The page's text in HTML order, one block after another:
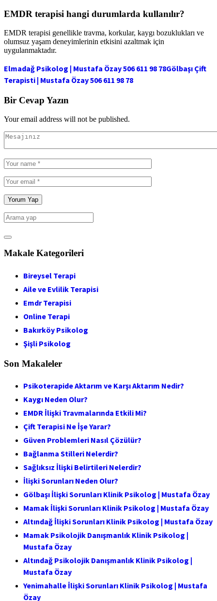
EMDR terapisi hangi durumlarda kullanılır?
EMDR terapisi genellikle travma, korkular, kaygı bozuklukları ve
olumsuz yaşam deneyimlerinin etkisini azaltmak için
uygulanmaktadır.
Elmadağ Psikolog | Mustafa Özay 506 611 98 78Gölbaşı Çift
Terapisti | Mustafa Özay 506 611 98 78
Bir Cevap Yazın
Your email address will not be published.
Makale Kategorileri
Bireysel Terapi
Aile ve Evlilik Terapisi
Emdr Terapisi
Online Terapi
Bakırköy Psikolog
Şişli Psikolog
Son Makaleler
Psikoterapide Aktarım ve Karşı Aktarım Nedir?
Kaygı Neden Olur?
EMDR İlişki Travmalarında Etkili Mi?
Çift Terapisi Ne İşe Yarar?
Güven Problemleri Nasıl Çözülür?
Bağlanma Stilleri Nelerdir?
Sağlıksız İlişki Belirtileri Nelerdir?
İlişki Sorunları Neden Olur?
Gölbaşı İlişki Sorunları Klinik Psikolog | Mustafa Özay
Mamak İlişki Sorunları Klinik Psikolog | Mustafa Özay
Altındağ İlişki Sorunları Klinik Psikolog | Mustafa Özay
Mamak Psikolojik Danışmanlık Klinik Psikolog |
Mustafa Özay
Altındağ Psikolojik Danışmanlık Klinik Psikolog |
Mustafa Özay
Yenimahalle İlişki Sorunları Klinik Psikolog | Mustafa
Özay